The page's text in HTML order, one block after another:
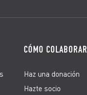
CÓMO COLABORAR
Haz una donación
Hazte socio